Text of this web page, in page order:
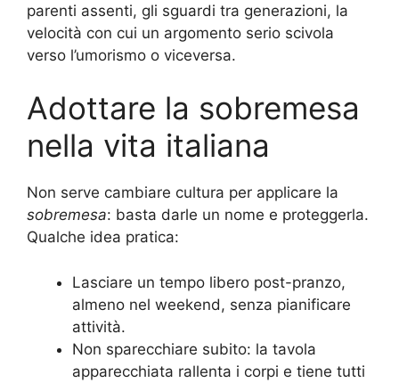
parenti assenti, gli sguardi tra generazioni, la
velocità con cui un argomento serio scivola
verso l’umorismo o viceversa.
Adottare la sobremesa
nella vita italiana
Non serve cambiare cultura per applicare la
sobremesa: basta darle un nome e proteggerla.
Qualche idea pratica:
Lasciare un tempo libero post-pranzo,
almeno nel weekend, senza pianificare
attività.
Non sparecchiare subito: la tavola
apparecchiata rallenta i corpi e tiene tutti